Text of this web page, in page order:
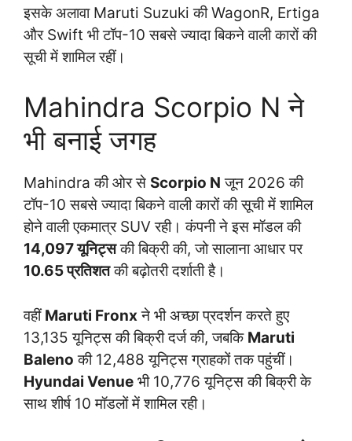
इसके अलावा Maruti Suzuki की WagonR, Ertiga
और Swift भी टॉप-10 सबसे ज्यादा बिकने वाली कारों की
सूची में शामिल रहीं।
Mahindra Scorpio N ने
भी बनाई जगह
Mahindra की ओर से Scorpio N जून 2026 की
टॉप-10 सबसे ज्यादा बिकने वाली कारों की सूची में शामिल
होने वाली एकमात्र SUV रही। कंपनी ने इस मॉडल की
14,097 यूनिट्सकी बिक्री की, जो सालाना आधार पर
10.65 प्रतिशतकी बढ़ोतरी दर्शाती है।
वहींMaruti Fronxने भी अच्छा प्रदर्शन करते हुए
13,135 यूनिट्स की बिक्री दर्ज की, जबकि Maruti
Baleno की 12,488 यूनिट्स ग्राहकों तक पहुंचीं।
Hyundai Venue भी 10,776 यूनिट्स की बिक्री के
साथ शीर्ष 10 मॉडलों में शामिल रही।